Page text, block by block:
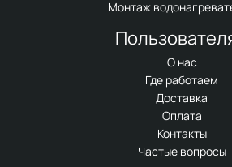
Монтаж
О нас
Где работаем
Доставка
Оплата
Контакты
Частые вопросы